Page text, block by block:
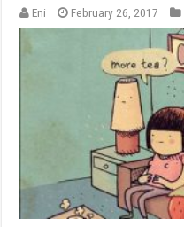
Eni February 26, 2017